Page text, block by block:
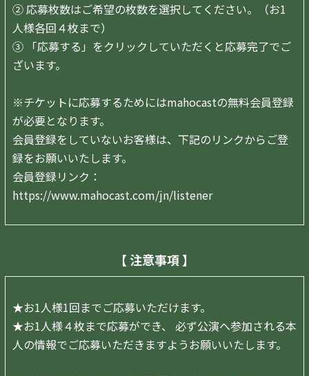
② 応募枚数はご希望の枚数を選択してください。（お1
人様各回４枚まで）
③ 「応募する」をクリックしていただくと応募完了でご
ざいます。
※チケットに応募するためにはmahocastの無料会員登録
が必要となります。
会員登録をしていないお客様は、下記のリンクからご登
録をお願いいたします。
会員登録リンク：
https://www.mahocast.com/jn/listener
【 注意事項 】
★お1人様1回までご応募いただけます。
★お1人様４枚まで応募ができ、 必ず公演へ参加される本
人の情報でご応募いただきますようお願いいたします。